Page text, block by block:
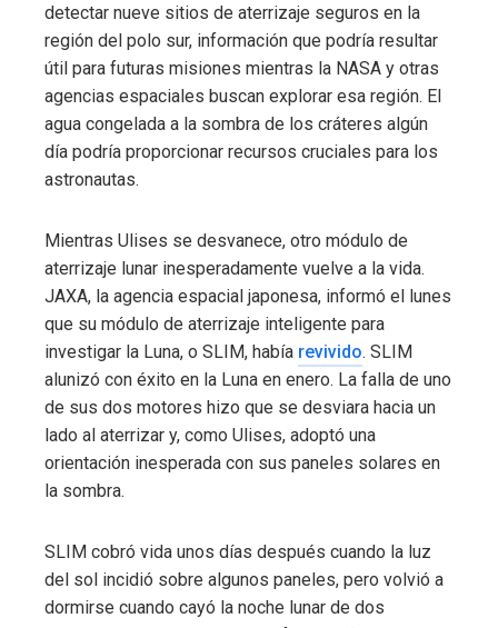
detectar nueve sitios de aterrizaje seguros en la
región del polo sur, información que podría resultar
útil para futuras misiones mientras la NASA y otras
agencias espaciales buscan explorar esa región. El
agua congelada a la sombra de los cráteres algún
día podría proporcionar recursos cruciales para los
astronautas.
Mientras Ulises se desvanece, otro módulo de
aterrizaje lunar inesperadamente vuelve a la vida.
JAXA, la agencia espacial japonesa, informó el lunes
que su módulo de aterrizaje inteligente para
investigar la Luna, o SLIM, había revivido. SLIM
alunizó con éxito en la Luna en enero. La falla de uno
de sus dos motores hizo que se desviara hacia un
lado al aterrizar y, como Ulises, adoptó una
orientación inesperada con sus paneles solares en
la sombra.
SLIM cobró vida unos días después cuando la luz
del sol incidió sobre algunos paneles, pero volvió a
dormirse cuando cayó la noche lunar de dos